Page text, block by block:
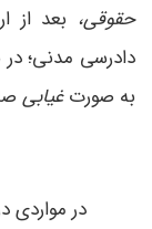
حقوقی، بعد از
دادرسی مدنی؛
به صورتغیابی
در مواردی